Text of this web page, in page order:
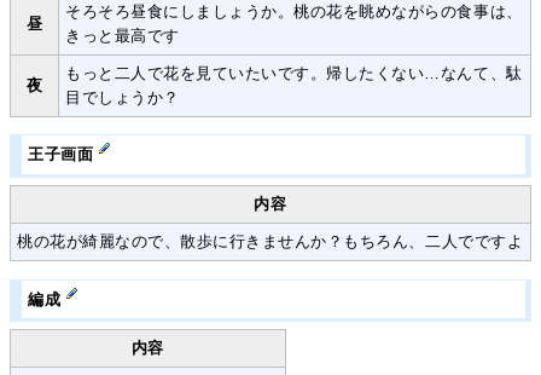
昼
そろそろ昼食にしましょうか。桃の花を眺めながらの食事は、
きっと最高です
夜
もっと二人で花を見ていたいです。帰したくない…なんて、駄
目でしょうか？
王子画面
内容
桃の花が綺麗なので、散歩に行きませんか？もちろん、二人でですよ
編成
内容